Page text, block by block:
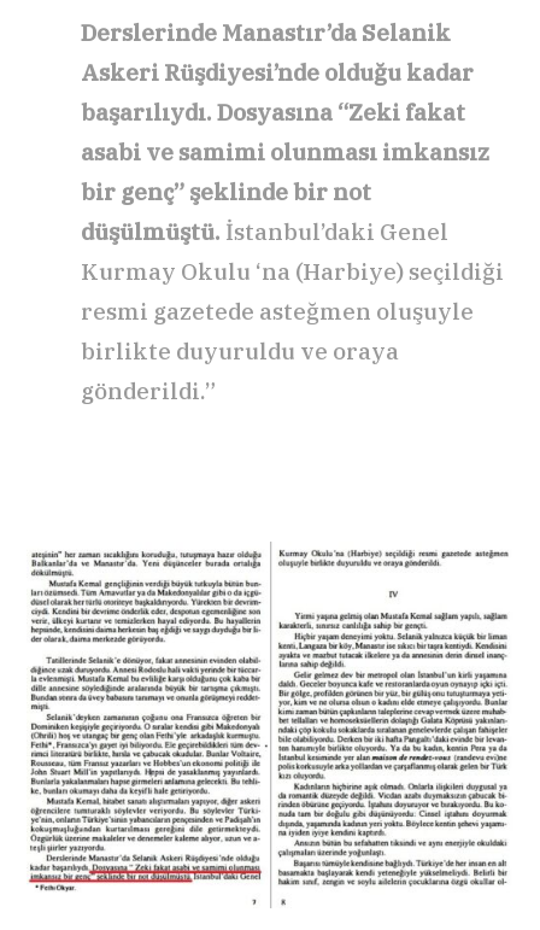
Derslerinde Manastır’da Selanik
Askeri Rüşdiyesi’nde olduğu kadar
başarılıydı. Dosyasına “Zeki fakat
asabi ve samimi olunması imkansız
bir genç” şeklinde bir not
düşülmüştü. İstanbul’daki Genel
Kurmay Okulu ‘na (Harbiye) seçildiği
resmi gazetede asteğmen oluşuyle
birlikte duyuruldu ve oraya
gönderildi.”